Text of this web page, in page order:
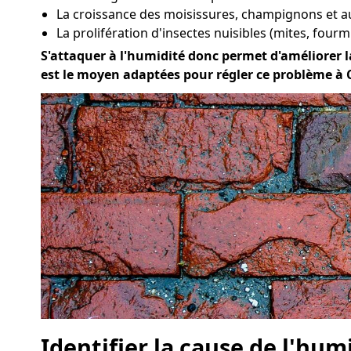
La croissance des moisissures, champignons et
La prolifération d'insectes nuisibles (mites,
S'attaquer à l'humidité donc permet d'améliorer
est le moyen adaptées pour régler ce problème à